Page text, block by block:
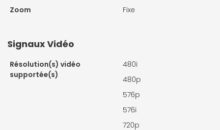
Zoom
Fixe
Signaux Vidéo
Résolution(s) vidéo
supportée(s)
480i
480p
576p
576i
720p